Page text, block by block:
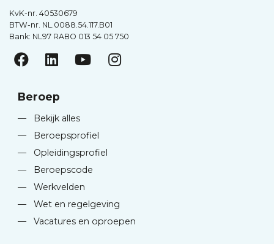
KvK-nr. 40530679
BTW-nr. NL.0088.54.117.B01
Bank: NL97 RABO 013 54 05 750
Beroep
—
Bekijk alles
—
Beroepsprofiel
—
Opleidingsprofiel
—
Beroepscode
—
Werkvelden
—
Wet en regelgeving
—
Vacatures en oproepen